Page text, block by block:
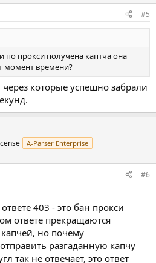
#5
по прокси получена каптча она
момент времени?
которые успешно забрали
A-Parser Enterprise
#6
403 - это бан прокси
ответе прекращаются
но почему
разгаданную капчу
так не отвечает, это ответ